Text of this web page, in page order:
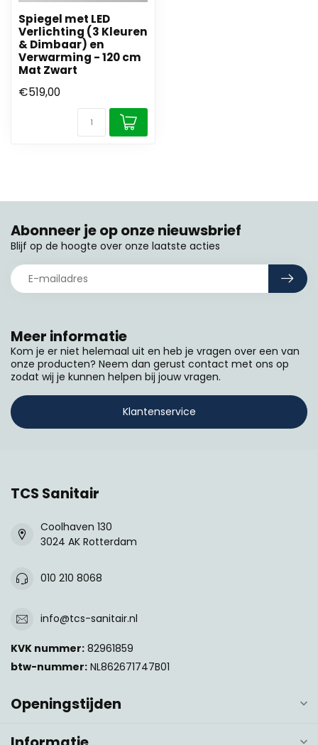
Spiegel met LED
Verlichting (3 Kleuren
& Dimbaar) en
Verwarming - 120 cm
Mat Zwart
€519,00
Meer informatie
Kom je er niet helemaal uit en heb je vragen over een van
onze producten? Neem dan gerust contact met ons op
zodat wij je kunnen helpen bij jouw vragen.
Klantenservice
Abonneer je op onze nieuwsbrief
Blijf op de hoogte over onze laatste acties
TCS Sanitair
Coolhaven 130
3024 AK Rotterdam
010 210 8068
info@tcs-sanitair.nl
KVK nummer: 82961859
btw-nummer: NL862671747B01
Openingstijden